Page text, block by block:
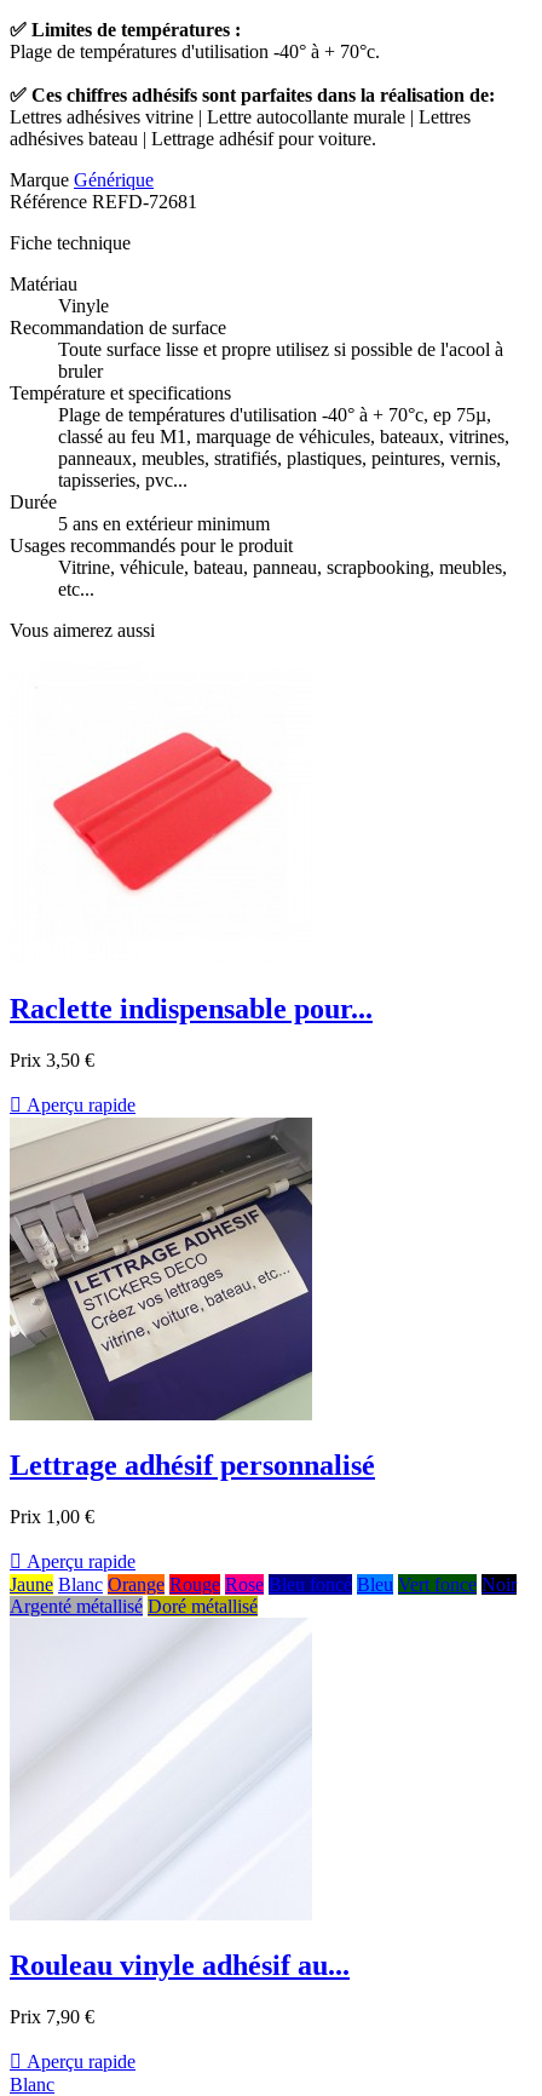
✅ Limites de températures :
Plage de températures d'utilisation -40° à + 70°c.
✅ Ces chiffres adhésifs sont parfaites dans la réalisation de:
Lettres adhésives vitrine | Lettre autocollante murale | Lettres
adhésives bateau | Lettrage adhésif pour voiture.
Marque Générique
Référence REFD-72681
Fiche technique
Matériau
Vinyle
Recommandation de surface
Toute surface lisse et propre utilisez si possible de l'acool à
bruler
Température et specifications
Plage de températures d'utilisation -40° à + 70°c, ep 75µ,
classé au feu M1, marquage de véhicules, bateaux, vitrines,
panneaux, meubles, stratifiés, plastiques, peintures, vernis,
tapisseries, pvc...
Durée
5 ans en extérieur minimum
Usages recommandés pour le produit
Vitrine, véhicule, bateau, panneau, scrapbooking, meubles,
etc...
Vous aimerez aussi
Raclette indispensable pour...
Prix 3,50 €
 Aperçu rapide
Lettrage adhésif personnalisé
Prix 1,00 €
 Aperçu rapide
Jaune Blanc Orange Rouge Rose Bleu foncé Bleu Vert fonce Noir
Argenté métallisé Doré métallisé
Rouleau vinyle adhésif au...
Prix 7,90 €
 Aperçu rapide
Blanc